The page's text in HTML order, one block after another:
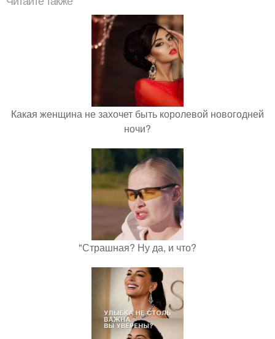
Какая женщина не захочет быть королевой новогодней
ночи?
"Страшная? Ну да, и что?